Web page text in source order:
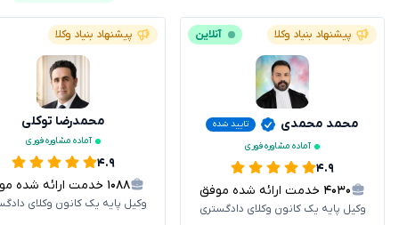
پیشنهاد بنیاد وکلا آنلاین
محمد محمدی
تایید شده
آماده مشاوره فوری
۴.۹
۴۰۳۰ خدمت ارائه شده موفق
وکیل پایه یک کانون وکلای دادگستری
پیشنهاد بنیاد وکلا
محمدرضا توکلی
آماده مشاوره فوری
۴.۹
۱۰۸۸ خدمت ارائه شده موفق
وکیل پایه یک کانون وکلای